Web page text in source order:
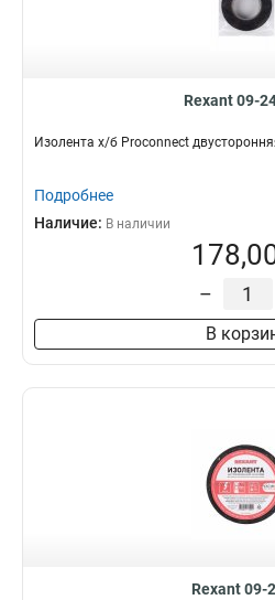
Rexant 09-
Изолента х/б Proconnect
Подробнее
Наличие: В наличии
–
В
Rexant 09-